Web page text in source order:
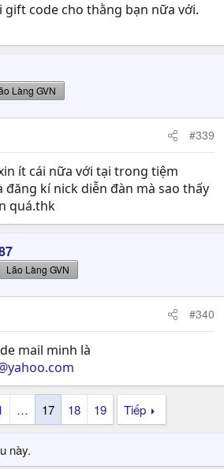
gift code cho thằng bạn nữa với.
Làng GVN
#339
ít cái nữa với tại trong tiệm
kí nick diễn đàn mà sao thấy
quá.thk
Lão Làng GVN
#340
mail minh là
… 17 18 19 Tiếp
này.